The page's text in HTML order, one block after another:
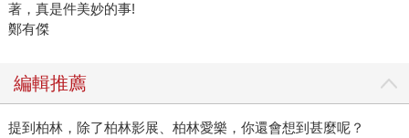
著，真是件美妙的事!
鄭有傑
編輯推薦
提到柏林，除了柏林影展、柏林愛樂，你還會想到甚麼呢？